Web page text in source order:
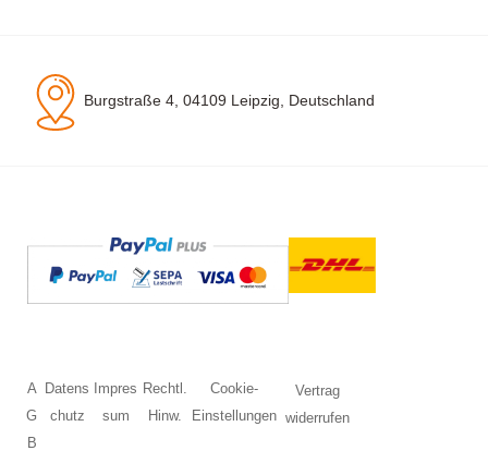
Burgstraße 4, 04109 Leipzig, Deutschland
A
G
B
Datens
chutz
Impres
sum
Rechtl.
Hinw.
Cookie-
Einstellungen
Vertrag
widerrufen